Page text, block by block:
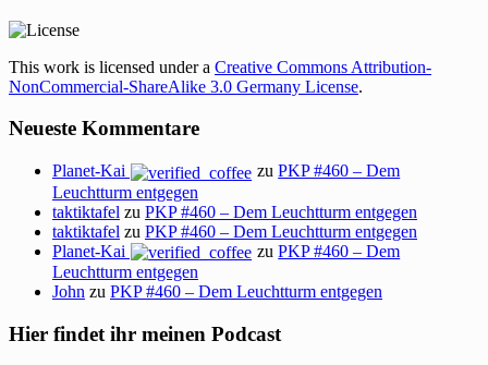
This work is licensed under a Creative Commons Attribution-
NonCommercial-ShareAlike 3.0 Germany License.
Neueste Kommentare
Planet-Kai zuPKP #460 – Dem
Leuchtturm entgegen
taktiktafel zu PKP #460 – Dem Leuchtturm entgegen
taktiktafel zu PKP #460 – Dem Leuchtturm entgegen
Planet-Kai
zuPKP #460 – Dem
Leuchtturm entgegen
John zu PKP #460 – Dem Leuchtturm entgegen
Hier findet ihr meinen Podcast